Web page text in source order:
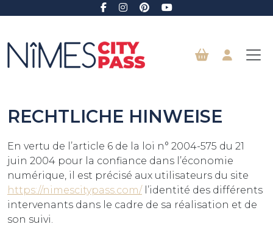
RECHTLICHE HINWEISE
En vertu de l’article 6 de la loi n° 2004-575 du 21
juin 2004 pour la confiance dans l’économie
numérique, il est précisé aux utilisateurs du site
https://nimescitypass.com/ l’identité des différents
intervenants dans le cadre de sa réalisation et de
son suivi.